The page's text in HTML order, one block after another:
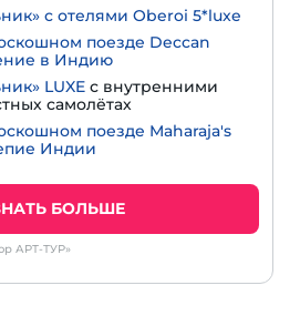
с отелями Oberoi 5*luxe
поезде Deccan
в Индию
LUXE с внутренними
самолётах
поезде Maharaja's
Индии
БОЛЬШЕ
АРТ-ТУР»